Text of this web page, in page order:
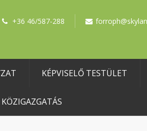
+36 46/587-288
KÉPVISELŐ TESTÜLET
KÖZIGAZGATÁS